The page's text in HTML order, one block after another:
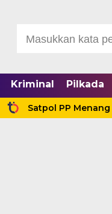
Kriminal Pilkada
PP Menang Tipis 1-0